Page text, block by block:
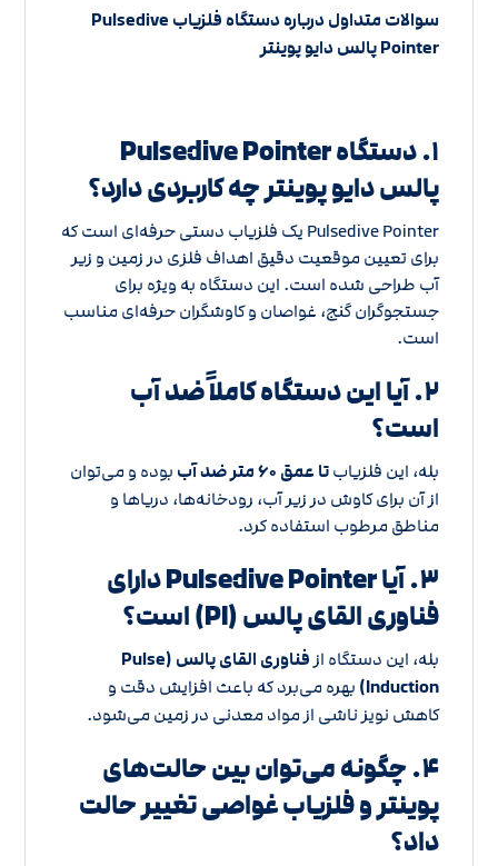
سوالات متداول درباره دستگاه فلزیاب Pulsedive
Pointer پالس دایو پوینتر
۱. دستگاه Pulsedive Pointer
پالس دایو پوینتر چه کاربردی دارد؟
Pulsedive Pointer یک فلزیاب دستی حرفه‌ای است که
برای تعیین موقعیت دقیق اهداف فلزی در زمین و زیر
آب طراحی شده است. این دستگاه به ویژه برای
جستجوگران گنج، غواصان و کاوشگران حرفه‌ای مناسب
است.
۲. آیا این دستگاه کاملاً ضد آب
است؟
بله، این فلزیابتا عمق ۶۰ متر ضد آب
بوده و می‌توان
از آن برای کاوش در زیر آب، رودخانه‌ها، دریاها و
مناطق مرطوب استفاده کرد.
۳. آیا Pulsedive Pointer دارای
فناوری القای پالس (PI) است؟
بله، این دستگاه از
فناوری القای پالس (Pulse
Induction) بهره می‌برد که باعث افزایش دقت و
کاهش نویز ناشی از مواد معدنی در زمین می‌شود.
۴. چگونه می‌توان بین حالت‌های
پوینتر و فلزیاب غواصی تغییر حالت
داد؟